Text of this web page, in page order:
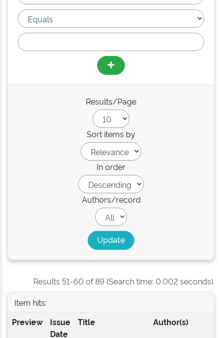
Results/Page
Sort items by
In order
Authors/record
Results 51-60 of 89 (Search time: 0.002 seconds).
Item hits:
Preview
Issue
Date
Title Author(s)